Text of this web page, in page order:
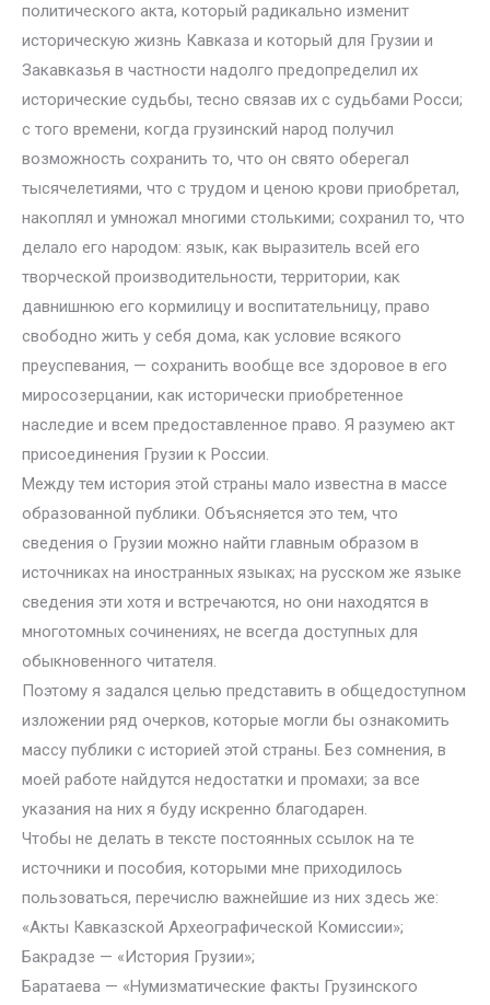
политического акта, который радикально изменит
историческую жизнь Кавказа и который для Грузии и
Закавказья в частности надолго предопределил их
исторические судьбы, тесно связав их с судьбами Росси;
с того времени, когда грузинский народ получил
возможность сохранить то, что он свято оберегал
тысячелетиями, что с трудом и ценою крови приобретал,
накоплял и умножал многими столькими; сохранил то, что
делало его народом: язык, как выразитель всей его
творческой производительности, территории, как
давнишнюю его кормилицу и воспитательницу, право
свободно жить у себя дома, как условие всякого
преуспевания, — сохранить вообще все здоровое в его
миросозерцании, как исторически приобретенное
наследие и всем предоставленное право. Я разумею акт
присоединения Грузии к России.
Между тем история этой страны мало известна в массе
образованной публики. Объясняется это тем, что
сведения о Грузии можно найти главным образом в
источниках на иностранных языках; на русском же языке
сведения эти хотя и встречаются, но они находятся в
многотомных сочинениях, не всегда доступных для
обыкновенного читателя.
Поэтому я задался целью представить в общедоступном
изложении ряд очерков, которые могли бы ознакомить
массу публики с историей этой страны. Без сомнения, в
моей работе найдутся недостатки и промахи; за все
указания на них я буду искренно благодарен.
Чтобы не делать в тексте постоянных ссылок на те
источники и пособия, которыми мне приходилось
пользоваться, перечислю важнейшие из них здесь же:
«Акты Кавказской Археографической Комиссии»;
Бакрадзе — «История Грузии»;
Баратаева — «Нумизматические факты Грузинского